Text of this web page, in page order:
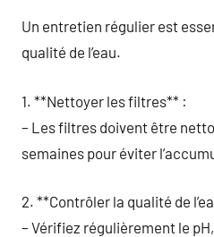
Un entretien régulier est
qualité de l’eau.
1. **Nettoyer les filtres** :
– Les filtres doivent être
semaines pour éviter
2. **Contrôler la qualité de
– Vérifiez régulièrement le